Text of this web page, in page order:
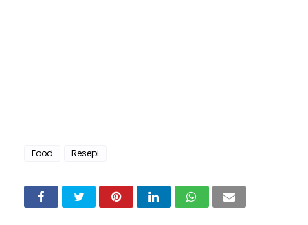
Food Resepi